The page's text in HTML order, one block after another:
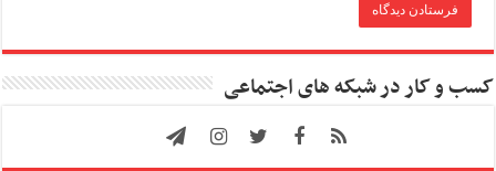
کسب و کار در شبکه های اجتماعی